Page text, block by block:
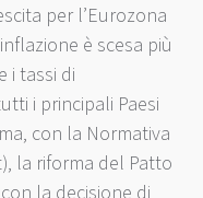
per l’Eurozona
è scesa più
i tassi di
i principali Paesi
con la Normativa
la riforma del Patto